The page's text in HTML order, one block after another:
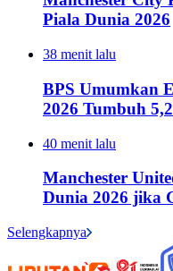
Piala Dunia 2026
38 menit lalu
BPS Umumkan
2026 Tumbuh
40 menit lalu
Manchester
Dunia 2026 jika
Selengkapnya